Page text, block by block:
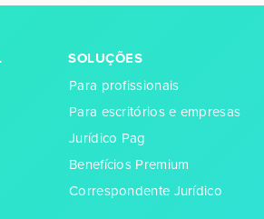
SOLUÇÕES
Para profissionais
Para escritórios e empresas
Jurídico Pag
Benefícios Premium
Correspondente Jurídico